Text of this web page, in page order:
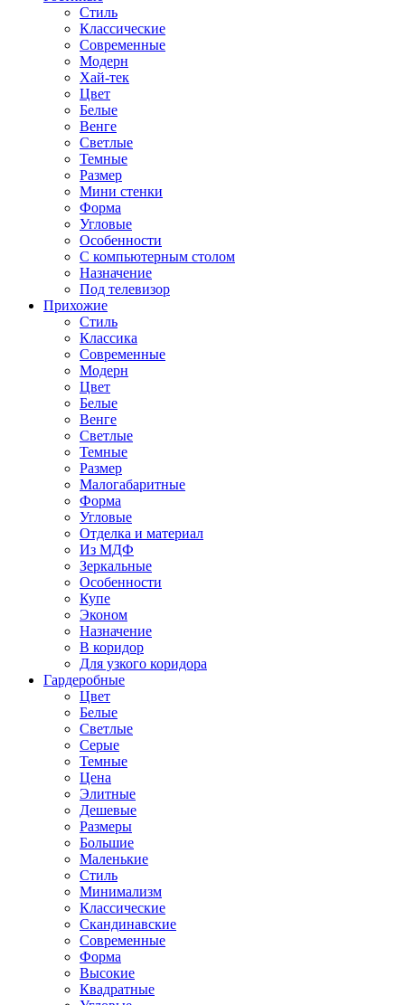
Стиль
Классические
Современные
Модерн
Хай-тек
Цвет
Белые
Венге
Светлые
Темные
Размер
Мини стенки
Форма
Угловые
Особенности
С компьютерным столом
Назначение
Под телевизор
Прихожие
Стиль
Классика
Современные
Модерн
Цвет
Белые
Венге
Светлые
Темные
Размер
Малогабаритные
Форма
Угловые
Отделка и материал
Из МДФ
Зеркальные
Особенности
Купе
Эконом
Назначение
В коридор
Для узкого коридора
Гардеробные
Цвет
Белые
Светлые
Серые
Темные
Цена
Элитные
Дешевые
Размеры
Большие
Маленькие
Стиль
Минимализм
Классические
Скандинавские
Современные
Форма
Высокие
Квадратные